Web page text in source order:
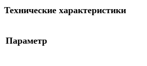
Технические характеристики
Параметр